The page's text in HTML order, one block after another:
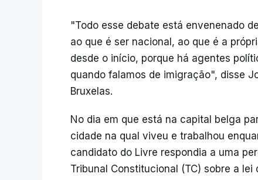
"Todo esse debate está envenenado
ao que é ser nacional, ao que é a
desde o início, porque há agentes
quando falamos de imigração", disse
Bruxelas.
No dia em que está na capital belga
cidade na qual viveu e trabalhou
candidato do Livre respondia a uma
Tribunal Constitucional (TC) sobre a